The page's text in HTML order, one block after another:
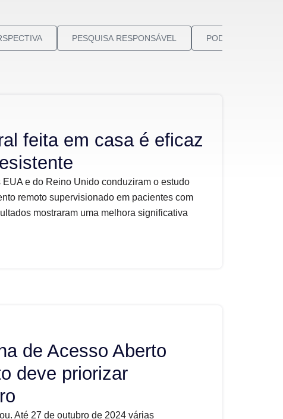
PESQUISA RESPONSÁVEL PODCAST
feita em casa é eficaz
e do Reino Unido conduziram o estudo
remoto supervisionado em pacientes com
mostraram uma melhora significativa
de Acesso Aberto
deve priorizar
Até 27 de outubro de 2024 várias